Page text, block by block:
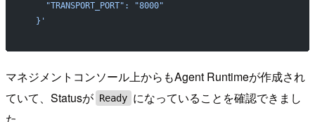
    "TRANSPORT_PORT": "8000"
  }'
マネジメントコンソール上からもAgent Runtimeが作成され
ていて、Statusが Ready になっていることを確認できまし